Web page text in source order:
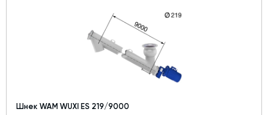
Шнек WAM WUXI ES 219/9000